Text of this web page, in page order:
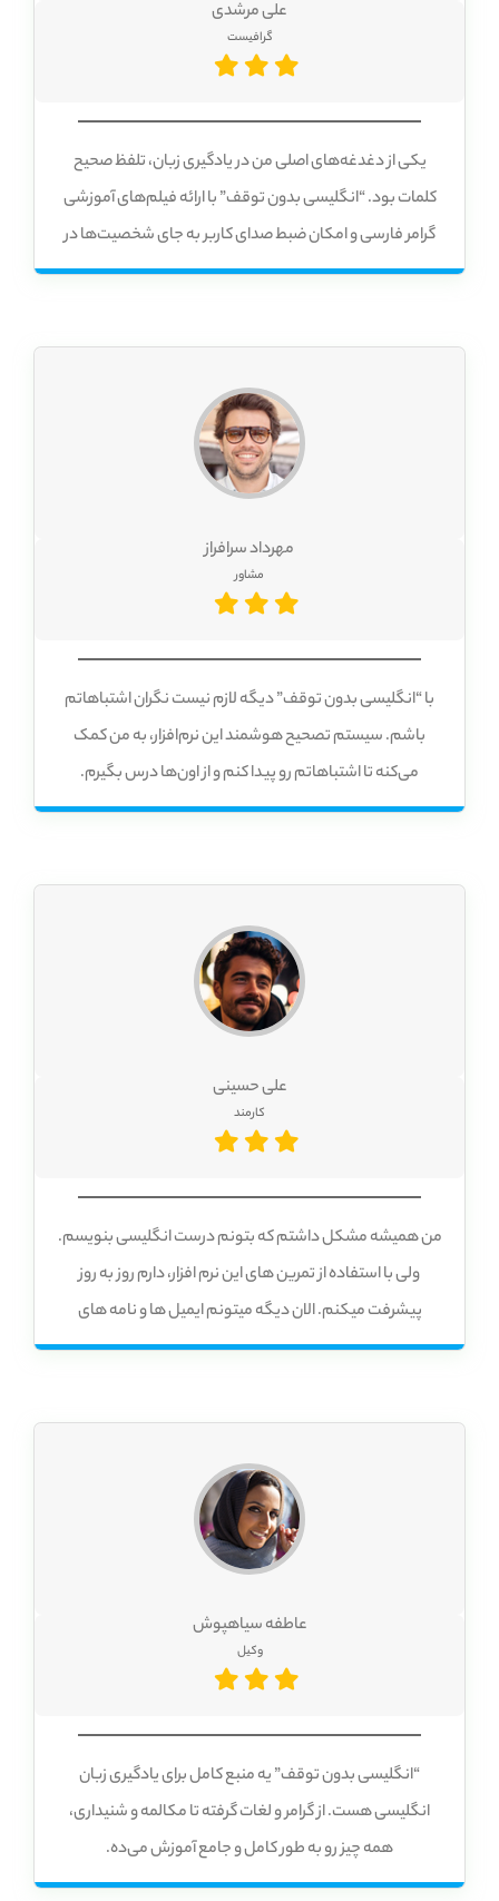
علی مرشدی
گرافیست
یکی از دغدغه‌های اصلی من در یادگیری زبان، تلفظ صحیح
کلمات بود. “انگلیسی بدون توقف” با ارائه فیلم‌های آموزشی
گرامر فارسی و امکان ضبط صدای کاربر به جای شخصیت‌ها در
فیلم‌ها، به من کمک کرد تا تلفظ صحیح کلمات را به درستی یاد
مهرداد سرافراز
مشاور
با “انگلیسی بدون توقف” دیگه لازم نیست نگران اشتباهاتم
باشم. سیستم تصحیح هوشمند این نرم‌افزار، به من کمک
می‌کنه تا اشتباهاتم رو پیدا کنم و از اون‌ها درس بگیرم.
خداحافظ کلاس‌های زبان شلوغ و خسته‌کننده! با “انگلیسی
بگیرم. دیگه لازم نیست نگران ترافیک و اتلاف وقت باشم.
علی حسینی
کارمند
من همیشه مشکل داشتم که بتونم درست انگلیسی بنویسم.
ولی با استفاده از تمرین های این نرم افزار، دارم روز به روز
پیشرفت میکنم. الان دیگه میتونم ایمیل ها و نامه های
انگلیسی رو به طور صحیح بنویسم. ✍️
عاطفه سیاهپوش
وکیل
“انگلیسی بدون توقف” یه منبع کامل برای یادگیری زبان
انگلیسی هست. از گرامر و لغات گرفته تا مکالمه و شنیداری،
همه چیز رو به طور کامل و جامع آموزش می‌ده.